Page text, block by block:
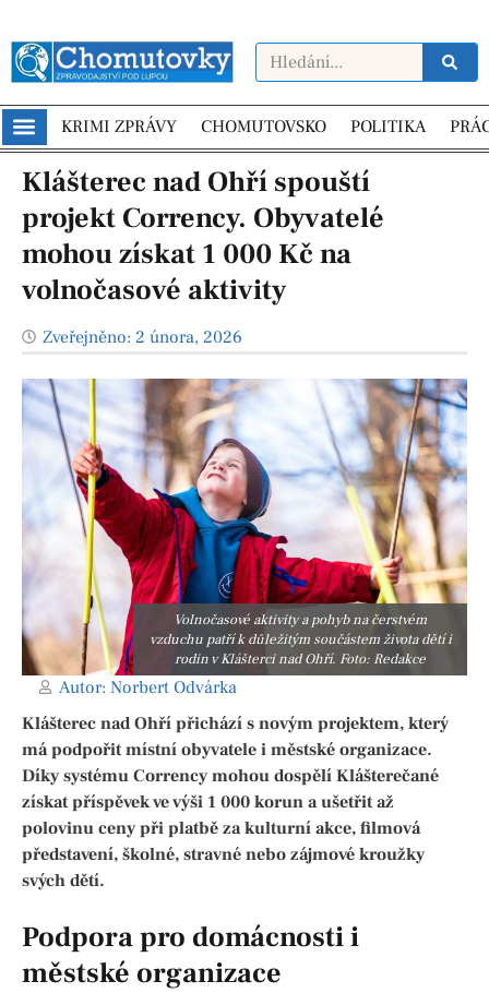
KRIMI ZPRÁVY CHOMUTOVSKO POLITIKA
Klášterec nad Ohří spouští
projekt Corrency. Obyvatelé
mohou získat 1 000 Kč na
volnočasové aktivity
Zveřejněno: 2 února, 2026
Volnočasové aktivity a pohyb na čerstvém
vzduchu patří k důležitým součástem života dětí i
rodin v Klášterci nad Ohří. Foto: Redakce
Autor: Norbert Odvárka
Klášterec nad Ohří přichází s novým projektem, který
má podpořit místní obyvatele i městské organizace.
Díky systému Corrency mohou dospělí Klášterečané
získat příspěvek ve výši 1 000 korun a ušetřit až
polovinu ceny při platbě za kulturní akce, filmová
představení, školné, stravné nebo zájmové kroužky
svých dětí.
Podpora pro domácnosti i
městské organizace